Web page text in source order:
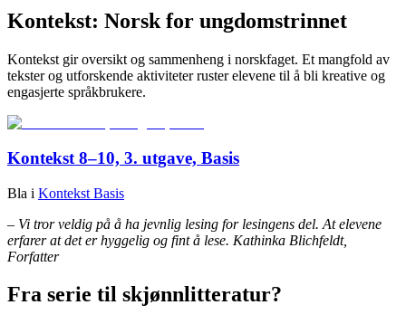
Kontekst: Norsk for ungdomstrinnet
Kontekst gir oversikt og sammenheng i norskfaget. Et mangfold av
tekster og utforskende aktiviteter ruster elevene til å bli kreative og
engasjerte språkbrukere.
Kontekst 8–10, 3. utgave, Basis
Bla i Kontekst Basis
– Vi tror veldig på å ha jevnlig lesing for lesingens del. At elevene
erfarer at det er hyggelig og fint å lese. Kathinka Blichfeldt,
Forfatter
Fra serie til skjønnlitteratur?